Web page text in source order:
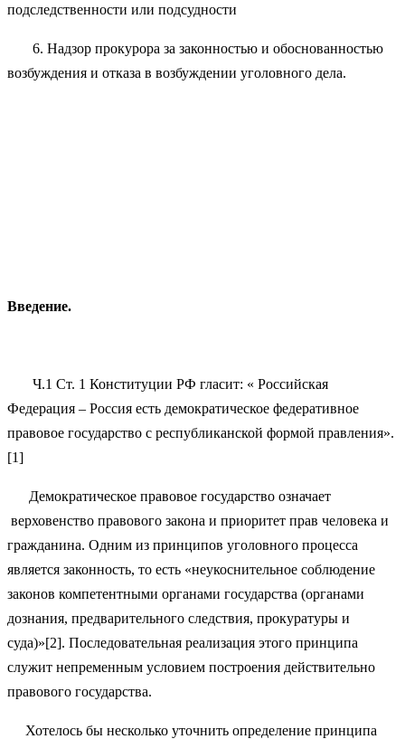
подследственности или подсудности
6. Надзор прокурора за законностью и обоснованностью
возбуждения и отказа в возбуждении уголовного дела.
Введение.
Ч.1 Ст. 1 Конституции РФ гласит: « Российская
Федерация – Россия есть демократическое федеративное
правовое государство с республиканской формой правления».
[1]
Демократическое правовое государство означает
верховенство правового закона и приоритет прав человека и
гражданина. Одним из принципов уголовного процесса
является законность, то есть «неукоснительное соблюдение
законов компетентными органами государства (органами
дознания, предварительного следствия, прокуратуры и
суда)»[2]. Последовательная реализация этого принципа
служит непременным условием построения действительно
правового государства.
Хотелось бы несколько уточнить определение принципа